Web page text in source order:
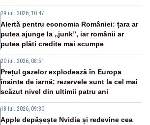
29 iul. 2026, 10:47
Alertă pentru economia României: țara ar
putea ajunge la „junk”, iar românii ar
putea plăti credite mai scumpe
20 iul. 2026, 08:51
Prețul gazelor explodează în Europa
înainte de iarnă: rezervele sunt la cel mai
scăzut nivel din ultimii patru ani
18 iul. 2026, 09:30
Apple depășește Nvidia și redevine cea